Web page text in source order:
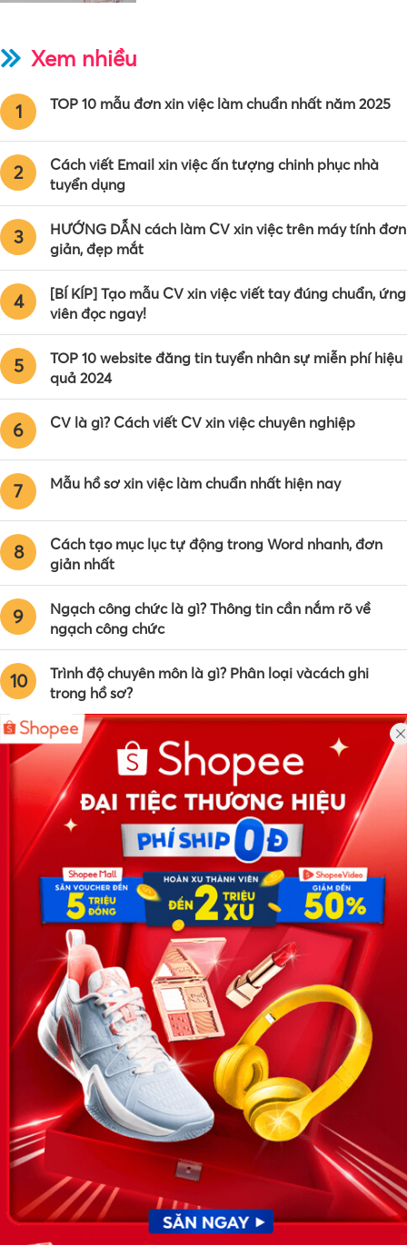
Xem nhiều
1 TOP 10 mẫu đơn xin việc làm chuẩn nhất năm 2025
2
Cách viết Email xin việc ấn tượng chinh phục nhà
tuyển dụng
3
HƯỚNG DẪN cách làm CV xin việc trên máy tính đơn
giản, đẹp mắt
4
[BÍ KÍP] Tạo mẫu CV xin việc viết tay đúng chuẩn, ứng
viên đọc ngay!
5
TOP 10 website đăng tin tuyển nhân sự miễn phí hiệu
quả 2024
6 CV là gì? Cách viết CV xin việc chuyên nghiệp
7 Mẫu hồ sơ xin việc làm chuẩn nhất hiện nay
8
Cách tạo mục lục tự động trong Word nhanh, đơn
giản nhất
9
Ngạch công chức là gì? Thông tin cần nắm rõ về
ngạch công chức
10
Trình độ chuyên môn là gì? Phân loại vàcách ghi
trong hồ sơ?
Công ty TNHH Eyeplus Online
Địa chỉ: Số 81, ngõ 68, đường Cầu Giấy, Tổ 05, Phường Quan
Hoa, Quận Cầu Giấy, TP Hà Nội, Việt Nam
SĐT: 0981 448 766
Email:
hotro@timviec.com.vn
VỀ CHÚNG TÔI
News.timviec.com.vn là website cung cấp thông tin liên quan đến
nhân sự, nghề nghiệp do Timviec.com.vn vận hành nhằm giúp
doanh nghiệp, nhân sự tuyển dụng, người đi làm, người tìm việc
cập nhật thông tin và đáp ứng được mong muốn của mình.
KẾT NỐI
Giấy phép hoạt động dịch vụ
việc làm số 54/2019/SLĐTBXH-
GP do Sở lao động thương
binh và xã hội cấp ngày 30
tháng 12 năm 2019.